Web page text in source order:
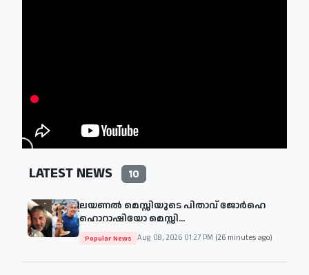
LATEST NEWS 10
ലയണൽ മെസ്സിയുടെ പിതാവ് ജോർഹെ
ഹൊറാഷിയോ മെസ്സി...
Popular News Aug 08, 2026 01:27 PM (26 minutes ago)